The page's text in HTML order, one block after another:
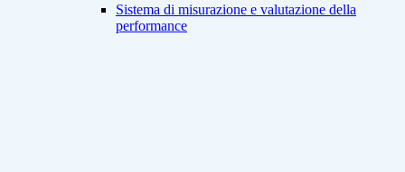
Sistema di misurazione e valutazione della
performance